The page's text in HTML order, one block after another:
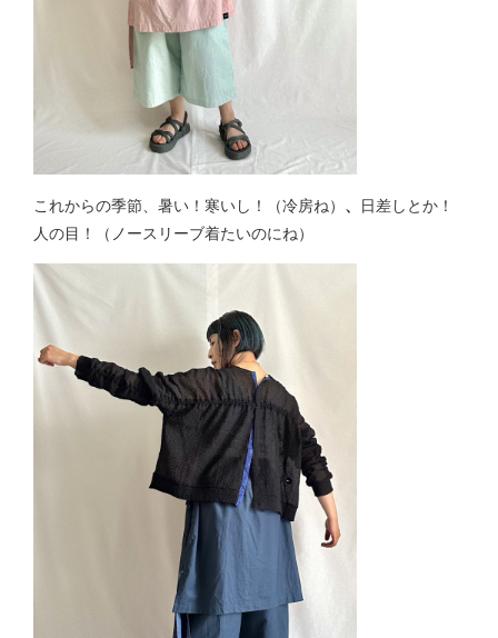
これからの季節、暑い！寒いし！（冷房ね） 、 日差しとか！
人の目！（ノースリーブ着たいのにね）